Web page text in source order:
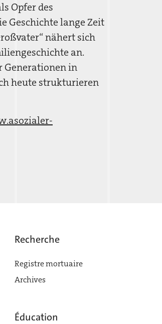
Opfer des
Geschichte lange Zeit
nähert sich
an.
Generationen in
heute strukturieren
Recherche
Registre mortuaire
Archives
Éducation